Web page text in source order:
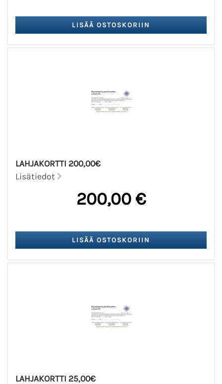
LAHJAKORTTI 200,00€
Lisätiedot
200,00 €
LAHJAKORTTI 25,00€